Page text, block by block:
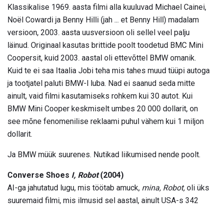
Klassikalise 1969. aasta filmi alla kuuluvad Michael Cainei,
Noël Cowardi ja Benny Hilli (jah ... et Benny Hill) madalam
versioon, 2003. aasta uusversioon oli sellel veel palju
läinud. Originaal kasutas brittide poolt toodetud BMC Mini
Coopersit, kuid 2003. aastal oli ettevõttel BMW omanik.
Kuid te ei saa Itaalia Jobi teha mis tahes muud tüüpi autoga
ja tootjatel paluti BMW-l luba. Nad ei saanud seda mitte
ainult, vaid filmi kasutamiseks rohkem kui 30 autot. Kui
BMW Mini Cooper keskmiselt umbes 20 000 dollarit, on
see mõne fenomenilise reklaami puhul vähem kui 1 miljon
dollarit.
Ja BMW müük suurenes. Nutikad liikumised nende poolt.
Converse Shoes I, Robot(2004)
AI-ga jahutatud lugu, mis töötab amuck, mina, Robot, oli üks
suuremaid filmi, mis ilmusid sel aastal, ainult USA-s 342